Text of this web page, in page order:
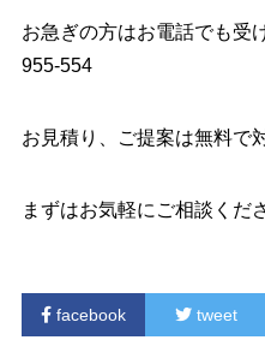
お急ぎの方はお電話でも
955-554
お見積り、ご提案は無料で
まずはお気軽にご相談くだ
facebook tweet